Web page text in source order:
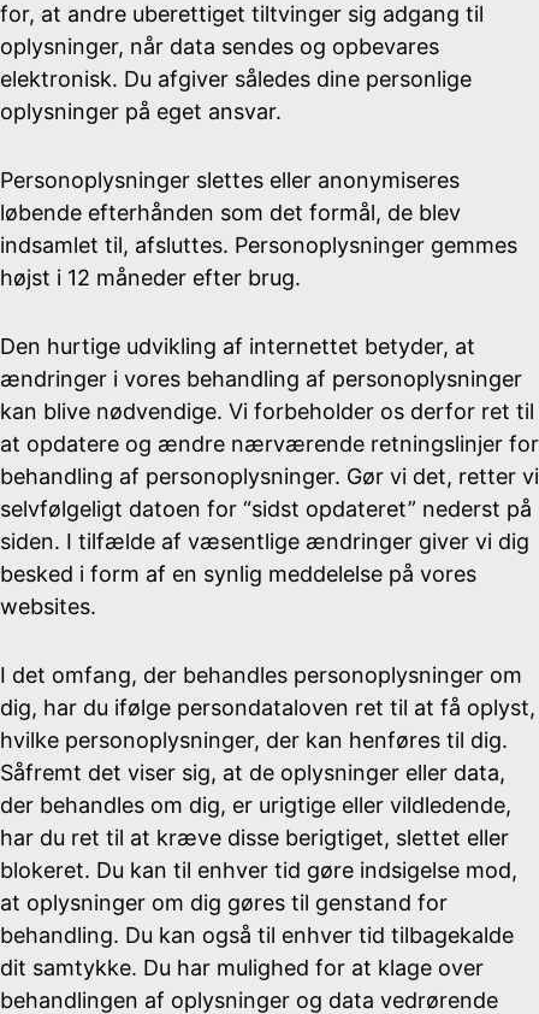
for, at andre uberettiget tiltvinger sig adgang til
oplysninger, når data sendes og opbevares
elektronisk. Du afgiver således dine personlige
oplysninger på eget ansvar.
Personoplysninger slettes eller anonymiseres
løbende efterhånden som det formål, de blev
indsamlet til, afsluttes. Personoplysninger gemmes
højst i 12 måneder efter brug.
Den hurtige udvikling af internettet betyder, at
ændringer i vores behandling af personoplysninger
kan blive nødvendige. Vi forbeholder os derfor ret til
at opdatere og ændre nærværende retningslinjer for
behandling af personoplysninger. Gør vi det, retter vi
selvfølgeligt datoen for “sidst opdateret” nederst på
siden. I tilfælde af væsentlige ændringer giver vi dig
besked i form af en synlig meddelelse på vores
websites.
I det omfang, der behandles personoplysninger om
dig, har du ifølge persondataloven ret til at få oplyst,
hvilke personoplysninger, der kan henføres til dig.
Såfremt det viser sig, at de oplysninger eller data,
der behandles om dig, er urigtige eller vildledende,
har du ret til at kræve disse berigtiget, slettet eller
blokeret. Du kan til enhver tid gøre indsigelse mod,
at oplysninger om dig gøres til genstand for
behandling. Du kan også til enhver tid tilbagekalde
dit samtykke. Du har mulighed for at klage over
behandlingen af oplysninger og data vedrørende